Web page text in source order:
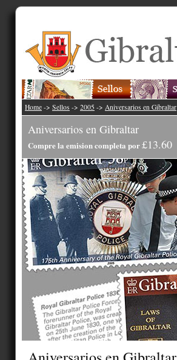
Home -> Sellos -> 2005 -> Aniversarios en Gibraltar
Aniversarios en Gibraltar
Compre la emision completa por£13.60